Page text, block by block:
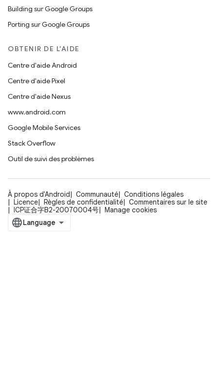
Building sur Google Groups
Porting sur Google Groups
OBTENIR DE L'AIDE
Centre d'aide Android
Centre d'aide Pixel
Centre d'aide Nexus
www.android.com
Google Mobile Services
Stack Overflow
Outil de suivi des problèmes
À propos d'Android Communauté
Conditions légales
Licence
Règles de confidentialité
Commentaires sur le site
ICP证合字B2-20070004号
Manage cookies